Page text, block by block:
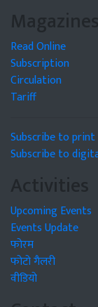
Magazines
Read Online
Subscription
Circulation
Tariff
Subscribe to
Subscribe to
Activities
Upcoming Events
Events Update
फोरम
फोटो गैलरी
वीडियो